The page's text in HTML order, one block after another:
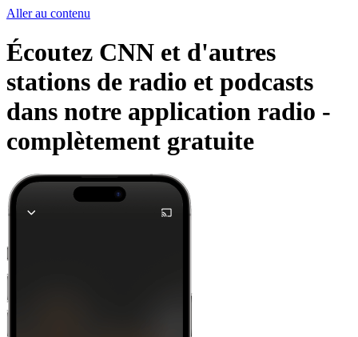
Aller au contenu
Écoutez CNN et d'autres
stations de radio et podcasts
dans notre application radio -
complètement gratuite